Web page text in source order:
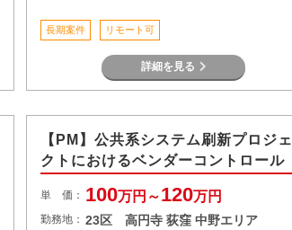
長期案件 リモート可
詳細を見る
【PM】公共系システム刷新プロジェ
クトにおけるベンダーコントロール
単 価： 100万円～120万円
勤務地： 23区 高円寺 荻窪 中野エリア